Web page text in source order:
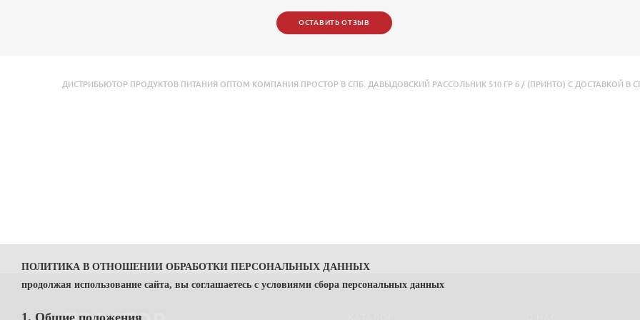
ОСТАВИТЬ ОТЗЫВ
ДИСТРИБЬЮТОР ПРОДУКТОВ ПИТАНИЯ ОПТОМ КОМПАНИЯ ПРОСТОР В СПБ. ДАВЫДОВСКИЙ РАССОЛЬНИК 510 ГР 6 / (ПРИНТО) С ДОСТАВКОЙ В
ПОЛИТИКА В ОТНОШЕНИИ ОБРАБОТКИ ПЕРСОНАЛЬНЫХ ДАННЫХ
продолжая использование сайта, вы соглашаетесь с условиями сбора персональных данных
1. Общие положения